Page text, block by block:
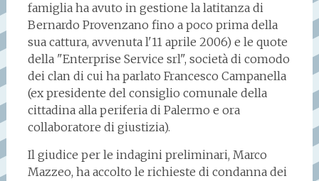
famiglia ha avuto in gestione la latitanza di
Bernardo Provenzano fino a poco prima della
sua cattura, avvenuta l'11 aprile 2006) e le quote
della "Enterprise Service srl", società di comodo
dei clan di cui ha parlato Francesco Campanella
(ex presidente del consiglio comunale della
cittadina alla periferia di Palermo e ora
collaboratore di giustizia).
Il giudice per le indagini preliminari, Marco
Mazzeo, ha accolto le richieste di condanna dei